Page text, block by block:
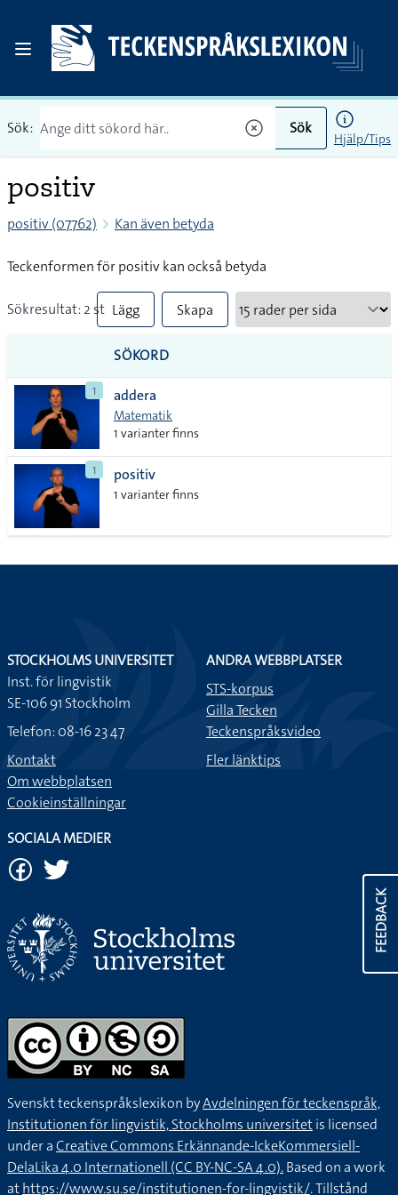
Sök: Sök
Hjälp/Tips
positiv
positiv (07762) Kan även betyda
Teckenformen för positiv kan också betyda
Sökresultat: 2 st Lägg
till
alla i
lista
Skapa
SÖKORD
1 addera
Matematik
1 varianter finns
1 positiv
1 varianter finns
FEEDBACK
STOCKHOLMS UNIVERSITET
Inst. för lingvistik
SE-106 91 Stockholm
Telefon: 08-16 23 47
Kontakt
Om webbplatsen
Cookieinställningar
ANDRA WEBBPLATSER
STS-korpus
Gilla Tecken
Teckenspråksvideo
Fler länktips
SOCIALA MEDIER
Svenskt teckenspråkslexikon byAvdelningen för teckenspråk,
Institutionen för lingvistik, Stockholms universitetis licensed
under aCreative Commons Erkännande-IckeKommersiell-
DelaLika 4.0 Internationell (CC BY-NC-SA 4.0).Based on a work
athttps://www.su.se/institutionen-for-lingvistik/. Tillstånd